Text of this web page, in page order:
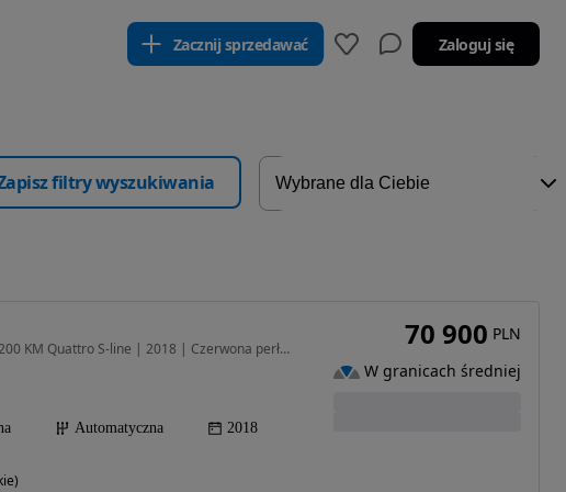
Zacznij sprzedawać Zaloguj się
filtry wyszukiwania
1984 cm3 • 220 KM • Audi Q3 2.0 TFSI 200 KM Quattro S-line | 2018 | Czerwona perła | Autom
Automatyczna 2018
70 900 PLN
W granicach średniej